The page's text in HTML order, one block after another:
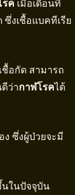
รค เมื่อเดือนที่
งเชื้อแบคทีเรีย
อกัด สามารถ
ว่ากาฬโรคได้
ซึ่งผู้ป่วยจะมี
ในปัจจุบัน